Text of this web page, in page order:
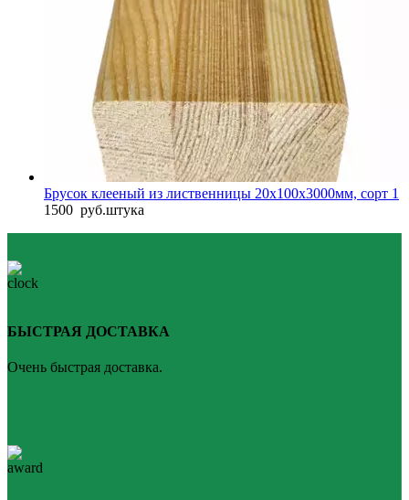
Брусок клееный из лиственницы 20x100x3000мм, сорт 1
1500 руб.штука
БЫСТРАЯ ДОСТАВКА
Очень быстрая доставка.